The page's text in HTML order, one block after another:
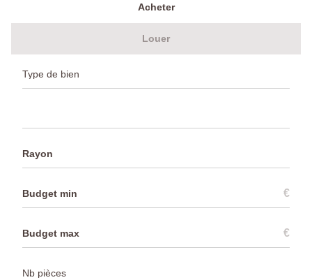
Acheter
Louer
Rayon
€
€